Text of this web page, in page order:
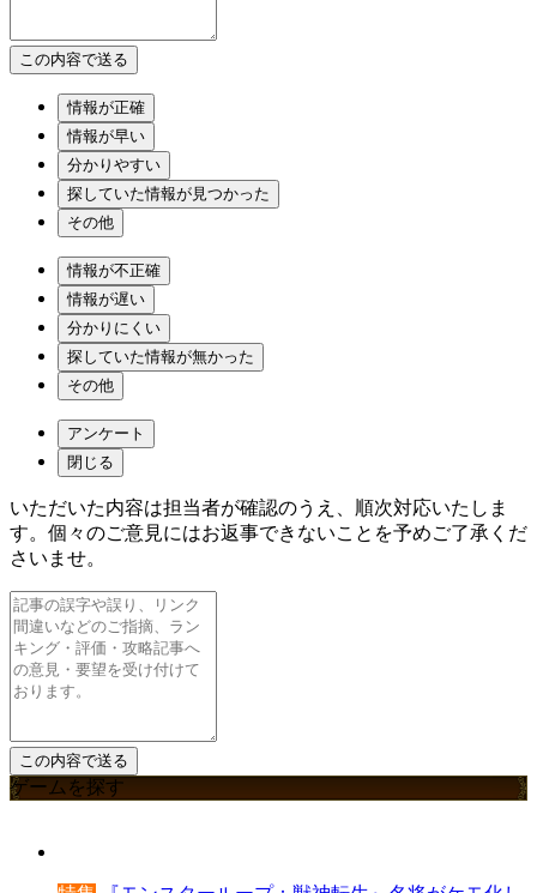
情報が正確
情報が早い
分かりやすい
探していた情報が見つかった
その他
情報が不正確
情報が遅い
分かりにくい
探していた情報が無かった
その他
アンケート
閉じる
いただいた内容は担当者が確認のうえ、順次対応いたしま
す。個々のご意見にはお返事できないことを予めご了承くだ
さいませ。
ゲームを探す